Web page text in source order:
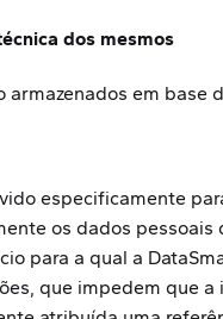
dos mesmos
armazenados em
especificamente
os dados
para a qual a
que impedem que